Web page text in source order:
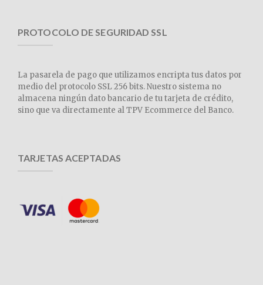
PROTOCOLO DE SEGURIDAD SSL
La pasarela de pago que utilizamos encripta tus datos por
medio del protocolo SSL 256 bits. Nuestro sistema no
almacena ningún dato bancario de tu tarjeta de crédito,
sino que va directamente al TPV Ecommerce del Banco.
TARJETAS ACEPTADAS